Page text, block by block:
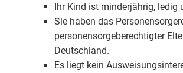
Ihr Kind ist minderjährig, ledig
Sie haben das
personensorgeberechtigter
Deutschland.
Es liegt kein